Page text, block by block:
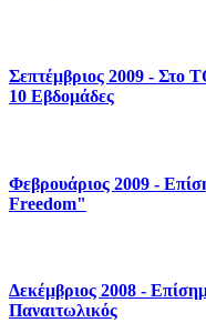
Σεπτέμβριος 2009 - Στο
10 Εβδομάδες
Φεβρουάριος 2009 -
Freedom"
Δεκέμβριος 2008 -
Παναιτωλικός